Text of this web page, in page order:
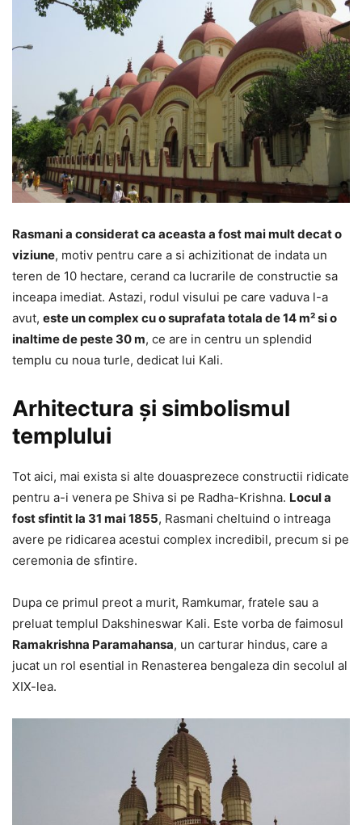
Rasmani a considerat ca aceasta a fost mai mult decat o
viziune, motiv pentru care a si achizitionat de indata un
teren de 10 hectare, cerand ca lucrarile de constructie sa
inceapa imediat. Astazi, rodul visului pe care vaduva l-a
avut, este un complex cu o suprafata totala de 14 m² si o
inaltime de peste 30 m, ce are in centru un splendid
templu cu noua turle, dedicat lui Kali.
Arhitectura și simbolismul
templului
Tot aici, mai exista si alte douasprezece constructii ridicate
pentru a-i venera pe Shiva si pe Radha-Krishna. Locul a
fost sfintit la 31 mai 1855, Rasmani cheltuind o intreaga
avere pe ridicarea acestui complex incredibil, precum si pe
ceremonia de sfintire.
Dupa ce primul preot a murit, Ramkumar, fratele sau a
preluat templul Dakshineswar Kali. Este vorba de faimosul
Ramakrishna Paramahansa, un carturar hindus, care a
jucat un rol esential in Renasterea bengaleza din secolul al
XIX-lea.